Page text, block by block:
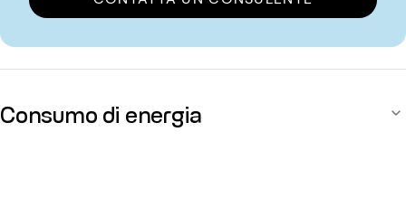
Consumo di energia